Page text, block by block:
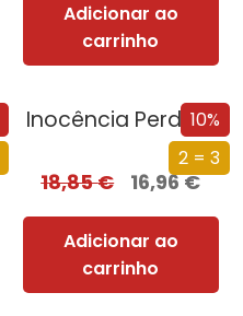
Adicionar ao
carrinho
10%
2 = 3
Inocência Perdida
18,85€ 16,96€
Adicionar ao
carrinho